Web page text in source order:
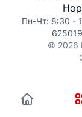
Пн-Чт: 8:30 -
© 2026